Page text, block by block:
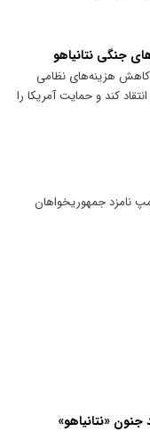
جنگی نتانیاهو
کاهش هزینه‌های نظامی
کند و حمایت آمریکا را
نامزد جمهوریخواهان
«نتانیاهو»